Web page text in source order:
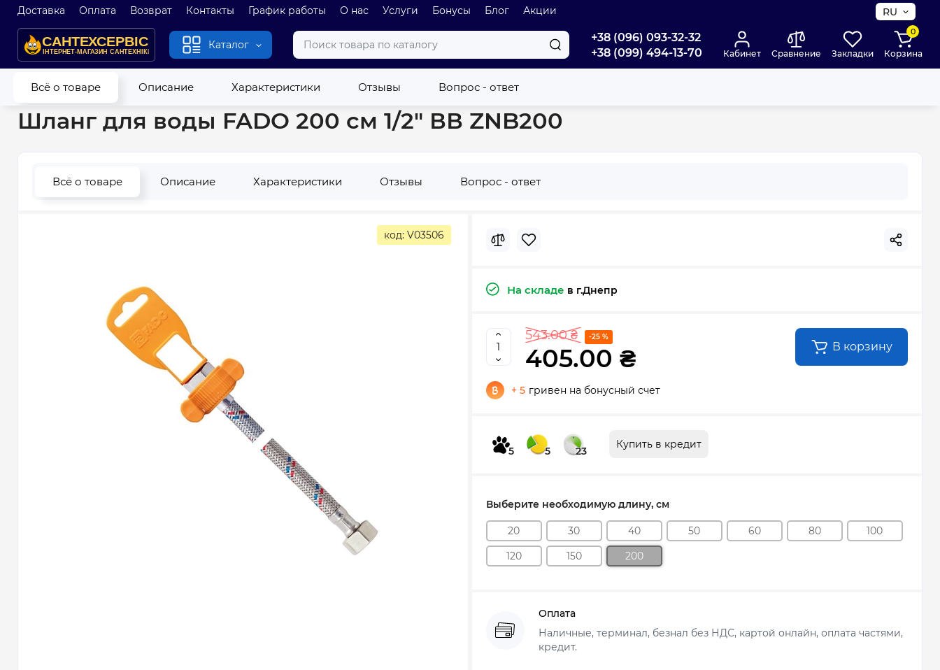
Доставка Оплата Возврат Контакты График работы О нас Услуги Бонусы Блог Акции RU
Каталог
+38 (096) 093-32-32
+38 (099) 494-13-70
Кабинет Сравнение Закладки
0
Корзина
Всё о товаре Описание Характеристики Отзывы Вопрос - ответ
Главная Водопровод Гибкие шланги Шланг для воды FADO 200 см 1/2" ВВ ZNB200
Шланг для воды FADO 200 см 1/2" ВВ ZNB200
Всё о товаре Описание Характеристики Отзывы Вопрос - ответ
код: V03506
На складе в г.Днепр
543.00 ₴ -25 %
405.00 ₴ В корзину
+ 5 гривен на бонусный счет
5 5 23
Купить в кредит
Выберите необходимую длину, см
20 30 40 50 60 80
100
120
150 200
Оплата
Наличные, терминал, безнал без НДС, картой онлайн, оплата частями,
кредит.